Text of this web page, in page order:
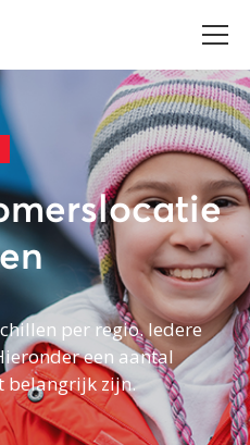
per regio. Iedere
een aantal
belangrijk zijn.